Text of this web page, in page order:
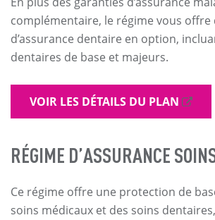
complémentaire, le régime vous offre
d’assurance dentaire en option,
dentaires de base et majeurs.
VOIR LES DÉTAILS DU PLAN
RÉGIME D’ASSURANCE
Ce régime offre une protection de
soins médicaux et des soins